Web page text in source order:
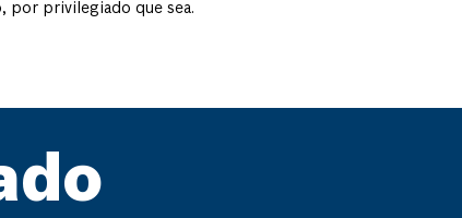
por privilegiado que sea.